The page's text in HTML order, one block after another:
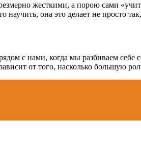
жесткими, а порою сами
она это делает не просто
с нами, когда мы разбиваем себе
от того, насколько большую